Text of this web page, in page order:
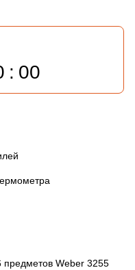
00
предметов Weber 3255